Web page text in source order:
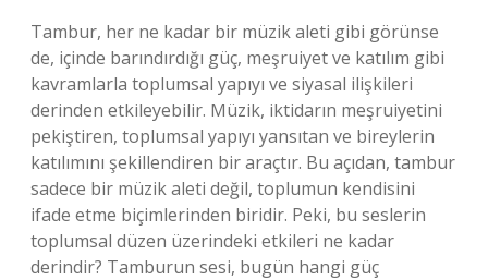
Tambur, her ne kadar bir müzik aleti gibi görünse
de, içinde barındırdığı güç, meşruiyet ve katılım gibi
kavramlarla toplumsal yapıyı ve siyasal ilişkileri
derinden etkileyebilir. Müzik, iktidarın meşruiyetini
pekiştiren, toplumsal yapıyı yansıtan ve bireylerin
katılımını şekillendiren bir araçtır. Bu açıdan, tambur
sadece bir müzik aleti değil, toplumun kendisini
ifade etme biçimlerinden biridir. Peki, bu seslerin
toplumsal düzen üzerindeki etkileri ne kadar
derindir? Tamburun sesi, bugün hangi güç